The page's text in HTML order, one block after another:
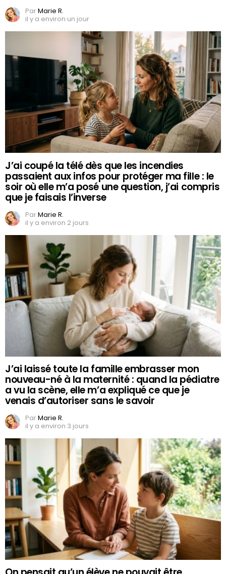
ParMarie R.
il y a environ un jour
J’ai coupé la télé dès que les incendies
passaient aux infos pour protéger ma fille : le
soir où elle m’a posé une question, j’ai compris
que je faisais l’inverse
ParMarie R.
il y a environ 2 jours
J’ai laissé toute la famille embrasser mon
nouveau-né à la maternité : quand la pédiatre
a vu la scène, elle m’a expliqué ce que je
venais d’autoriser sans le savoir
ParMarie R.
il y a environ 3 jours